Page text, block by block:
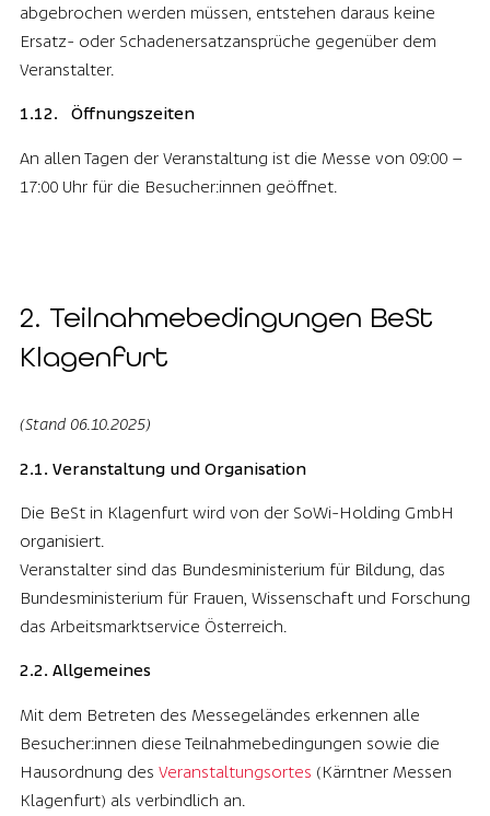
abgebrochen werden müssen, entstehen daraus keine
Ersatz- oder Schadenersatzansprüche gegenüber dem
Veranstalter.
1.12. Öffnungszeiten
An allen Tagen der Veranstaltung ist die Messe von 09:00 –
17:00 Uhr für die Besucher:innen geöffnet.
2. Teilnahme­bedingungen BeSt
Klagenfurt
(Stand 06.10.2025)
2.1. Veranstaltung und Organisation
Die BeSt in Klagenfurt wird von der SoWi-Holding GmbH
organisiert.
Veranstalter sind das Bundesministerium für Bildung, das
Bundesministerium für Frauen, Wissenschaft und Forschung
das Arbeitsmarktservice Österreich.
2.2. Allgemeines
Mit dem Betreten des Messegeländes erkennen alle
Besucher:innen diese Teilnahmebedingungen sowie die
Hausordnung des Veranstaltungsortes (Kärntner Messen
Klagenfurt) als verbindlich an.